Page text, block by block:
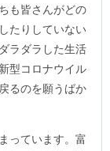
も皆さんがどの
たりしていない
ラダラした生活
型コロナウイル
るのを願うばか
っています。富